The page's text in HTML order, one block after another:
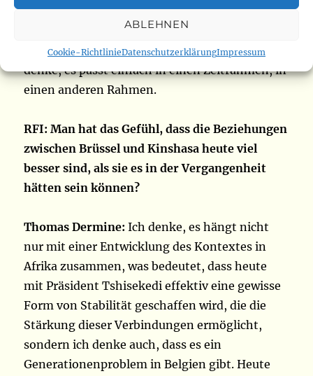
ABLEHNEN
Cookie-RichtlinieDatenschutzerklärungImpressum
diplomatischen Beziehung zwischen der
Demokratischen Republik Kongo und Belgien
ist, und keine Frage wird Tabu sein, aber ich
denke, es passt einfach in einen Zeitrahmen, in
einen anderen Rahmen.
RFI: Man hat das Gefühl, dass die Beziehungen
zwischen Brüssel und Kinshasa heute viel
besser sind, als sie es in der Vergangenheit
hätten sein können?
Thomas Dermine:Ich denke, es hängt nicht
nur mit einer Entwicklung des Kontextes in
Afrika zusammen, was bedeutet, dass heute
mit Präsident Tshisekedi effektiv eine gewisse
Form von Stabilität geschaffen wird, die die
Stärkung dieser Verbindungen ermöglicht,
sondern ich denke auch, dass es ein
Generationenproblem in Belgien gibt. Heute